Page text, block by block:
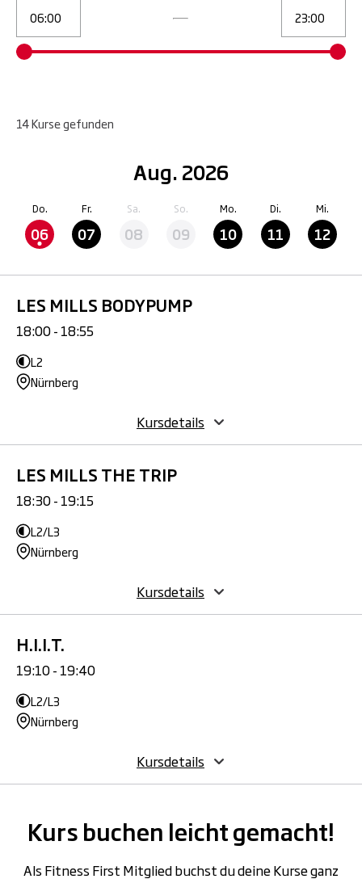
14Kursegefunden
Aug. 2026
Do.
06
Fr.
07
Sa.
08
So.
09
Mo.
10
Di.
11
Mi.
12
LES MILLS BODYPUMP
18:00 - 18:55
L2
Nürnberg
Kursdetails
LES MILLS THE TRIP
18:30 - 19:15
L2/L3
Nürnberg
Kursdetails
H.I.I.T.
19:10 - 19:40
L2/L3
Nürnberg
Kursdetails
Kurs buchen leicht gemacht!
Als Fitness First Mitglied buchst du deine Kurse ganz